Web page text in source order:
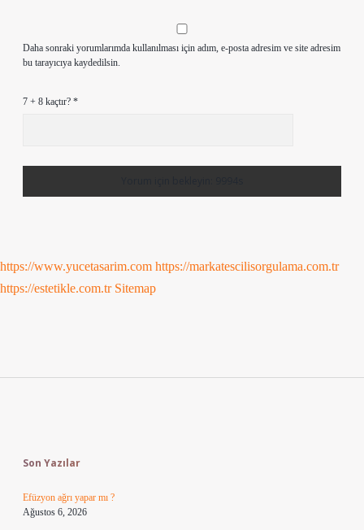
Daha sonraki yorumlarımda kullanılması için adım, e-posta adresim ve site adresim
bu tarayıcıya kaydedilsin.
7 + 8 kaçtır? *
https://www.yucetasarim.com https://markatescilisorgulama.com.tr
https://estetikle.com.tr Sitemap
Son Yazılar
Efüzyon ağrı yapar mı ?
Ağustos 6, 2026